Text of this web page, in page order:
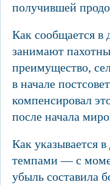
получившей
Как сообщается в
занимают
преимущество,
в начале
компенсировал
после начала
Как указывается
темпами — с
убыль составила